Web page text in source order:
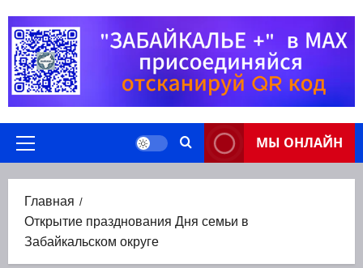
содержимому
Основное
МЫ ОНЛАЙН
Главная
Открытие празднования Дня семьи в
Забайкальском округе